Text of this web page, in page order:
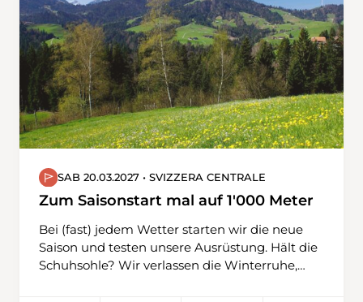
Berge ist grandios. Auf diesen beiden
Schneeschuhwanderungen verabschiedet sich
Christoph als Wanderleiter der Obwaldner
Wanderwege. Jetzt schon ein riesengrosses
Dankeschön für diesen super Einsatz.
SAB 20.03.2027 • SVIZZERA CENTRALE
Zum Saisonstart mal auf 1'000 Meter
Bei (fast) jedem Wetter starten wir die neue
Saison und testen unsere Ausrüstung. Hält die
Schuhsohle? Wir verlassen die Winterruhe,